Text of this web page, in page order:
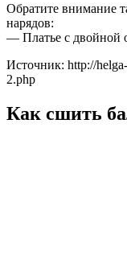
Обратите внимание
нарядов:
— Платье с двойной
Источник: http://
2.php
Как сшить